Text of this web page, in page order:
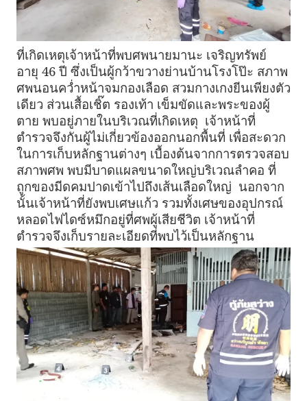
ที่เกิดเหตุเจ้าหน้าที่พบศพนายมานะ เจริญทรัพย์
อายุ 46 ปี ซึ่งเป็นผู้กว้าขวางย่านบ้านโรงโป๊ะ สภาพ
ศพนอนคว่ำหน้าจมกองเลือด สวมกางเกงยีนเพียงตัว
เดียว ส่วนเสื้อเชิ๊ต รองเท้า เข็มขัดและพระของผู้
ตาย พบอยู่ภายในบริเวณที่เกิดเหตุ เจ้าหน้าที่
ตำรวจจึงกันผู้ไม่เกี่ยวข้องออกนอกพื้นที่ เพื่อสะดวก
ในการเก็บหลักฐานต่างๆ เบื้องต้นจากการตรวจสอบ
สภาพศพ พบมีบาดแผลขนาดใหญ่บริเวณลำคอ ที่
ถูกของมีดคมปาดเข้าไปถึงเส้นเลือดใหญ่ นอกจาก
นั้นเจ้าหน้าที่ยังพบเศษแก้ว รวมทั้งเศษของอุปกรณ์
หลอดไฟไดซ์หมึกอยู่ที่ศพผู้เสียชีวิต เจ้าหน้าที่
ตำรวจจึงเก็บรายละเอียดที่พบไว้เป็นหลักฐาน